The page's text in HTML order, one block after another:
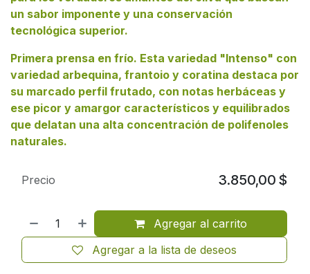
un sabor imponente y una conservación
tecnológica superior.
Primera prensa en frío. Esta variedad "Intenso" con
variedad arbequina, frantoio y coratina destaca por
su marcado perfil frutado, con notas herbáceas y
ese picor y amargor característicos y equilibrados
que delatan una alta concentración de polifenoles
naturales.
Agregar al carrito
Agregar a la lista de deseos
Precio 3.850,00 $